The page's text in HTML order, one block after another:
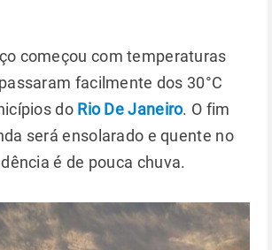
começou com temperaturas
facilmente dos 30°C
do Rio De Janeiro. O fim
será ensolarado e quente no
é de pouca chuva.